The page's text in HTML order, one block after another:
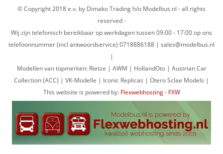
© Copyright 2018 e.v. by Dimako Trading h/o Modelbus.nl - all rights
reserved -
Wij zijn telefonisch bereikbaar op werkdagen tussen 09:00 - 17:00 op ons
telefoonnummer (incl antwoordservice) 0718886188 | sales@modelbus.nl
|
Modellen van topmerken: Rietze | AWM | HollandOto | Austrian Car
Collection (ACC) | VK-Modelle | Iconic Replicas | Otero Sclae Models |
This website is powered by: Flexwebhosting - FXW